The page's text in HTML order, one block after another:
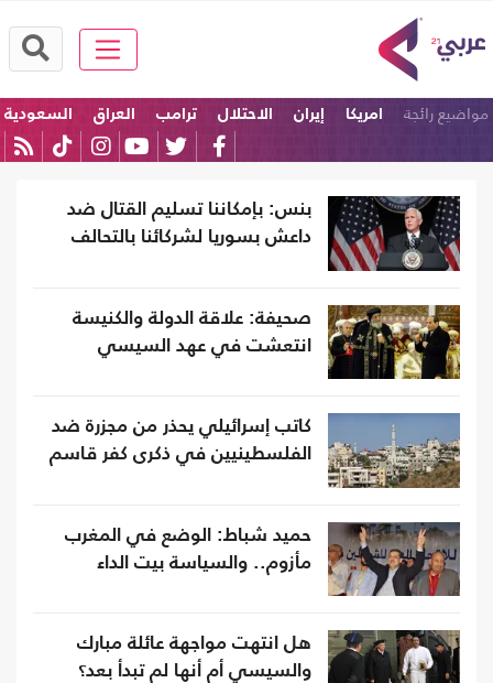
مواضيع رائجة امريكا إيران الاحتلال ترامب العراق السعودية
بنس: بإمكاننا تسليم القتال ضد
داعش بسوريا لشركائنا بالتحالف
صحيفة: علاقة الدولة والكنيسة
انتعشت في عهد السيسي
كاتب إسرائيلي يحذر من مجزرة ضد
الفلسطينيين في ذكرى كفر قاسم
حميد شباط: الوضع في المغرب
مأزوم.. والسياسة بيت الداء
هل انتهت مواجهة عائلة مبارك
والسيسي أم أنها لم تبدأ بعد؟